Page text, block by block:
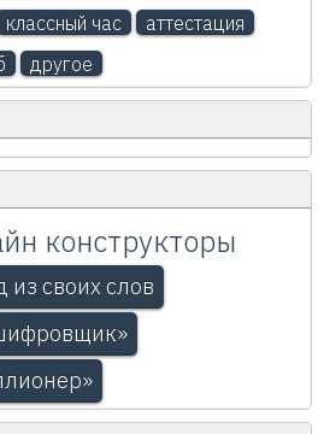
классный час
аттестация
другое
конструкторы
из своих слов